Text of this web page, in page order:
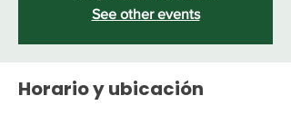
See other events
Horario y ubicación